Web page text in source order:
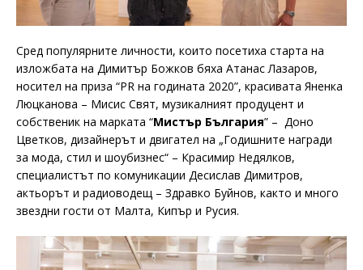
Сред популярните личности, които посетиха старта на
изложбата на Димитър Божков бяха Атанас Лазаров,
носител на приза “PR на годината 2020”, красивата Яненка
Люцканова – Мисис Свят, музикалният продуцент и
собственик на марката “Мистър България” – Доно
Цветков, дизайнерът и двигател на „Годишните награди
за мода, стил и шоубизнес“ – Красимир Недялков,
специалистът по комуникации Десислав Димитров,
актьорът и радиоводещ – Здравко Буйнов, както и много
звездни гости от Малта, Кипър и Русия.